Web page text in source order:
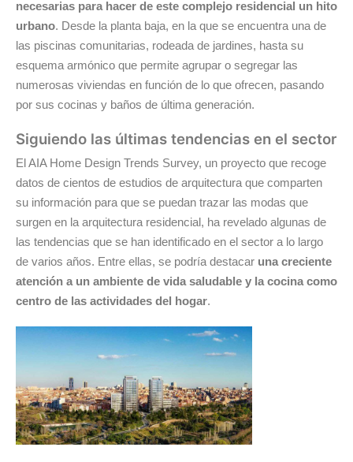
necesarias para hacer de este complejo residencial un hito
urbano. Desde la planta baja, en la que se encuentra una de
las piscinas comunitarias, rodeada de jardines, hasta su
esquema armónico que permite agrupar o segregar las
numerosas viviendas en función de lo que ofrecen, pasando
por sus cocinas y baños de última generación.
Siguiendo las últimas tendencias en el sector
El AIA Home Design Trends Survey, un proyecto que recoge
datos de cientos de estudios de arquitectura que comparten
su información para que se puedan trazar las modas que
surgen en la arquitectura residencial, ha revelado algunas de
las tendencias que se han identificado en el sector a lo largo
de varios años. Entre ellas, se podría destacar una creciente
atención a un ambiente de vida saludable y la cocina como
centro de las actividades del hogar.